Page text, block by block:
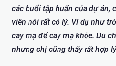
các buổi tập huấn của dự án,
viên nói rất có lý. Ví dụ như
cây mạ để cây mạ khỏe. Dù
nhưng chị cũng thấy rất hợp